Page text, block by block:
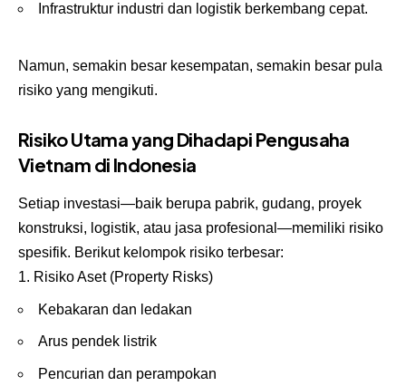
Infrastruktur industri dan logistik berkembang cepat.
Namun, semakin besar kesempatan, semakin besar pula
risiko yang mengikuti.
Risiko Utama yang Dihadapi Pengusaha
Vietnam di Indonesia
Setiap investasi—baik berupa pabrik, gudang, proyek
konstruksi, logistik, atau jasa profesional—memiliki risiko
spesifik. Berikut kelompok risiko terbesar:
Risiko Aset (Property Risks)
Kebakaran dan ledakan
Arus pendek listrik
Pencurian dan perampokan